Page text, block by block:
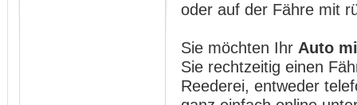
oder auf der Fähre mit
Sie möchten Ihr Auto
Sie rechtzeitig einen
Reederei, entweder